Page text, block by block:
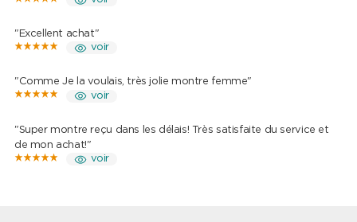
"Excellent achat"
voir
"Comme Je la voulais, très jolie montre femme"
voir
"Super montre reçu dans les délais! Très satisfaite du service et
de mon achat!"
voir